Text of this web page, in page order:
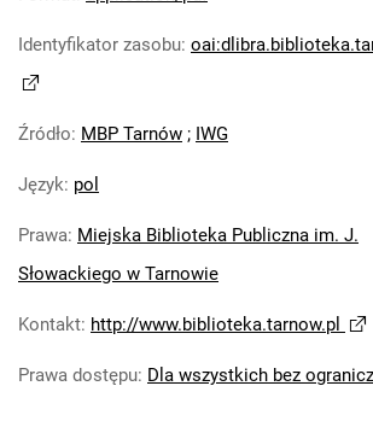
Identyfikator zasobu:
Źródło: MBP Tarnów ; IWG
Język: pol
Prawa: Miejska Biblioteka Publiczna im. J.
Słowackiego w Tarnowie
Kontakt: http://www.biblioteka.tarnow.pl
Prawa dostępu: Dla wszystkich bez